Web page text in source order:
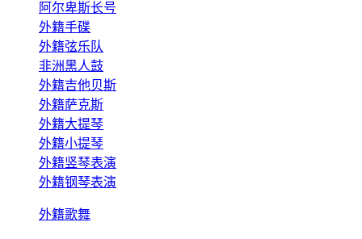
阿尔卑斯长号
外籍手碟
外籍弦乐队
非洲黑人鼓
外籍吉他贝斯
外籍萨克斯
外籍大提琴
外籍小提琴
外籍竖琴表演
外籍钢琴表演
外籍歌舞